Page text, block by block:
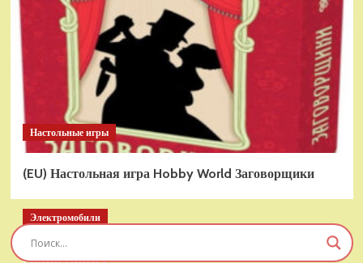
Настольные игры
(EU) Настольная игра Hobby World Заговорщики
Электромобили
Детский электромобиль RiverToys T777TT 4WD